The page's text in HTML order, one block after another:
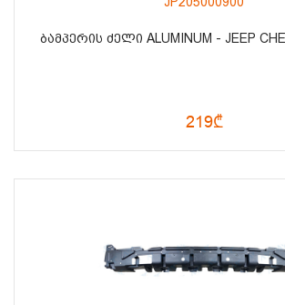
ᲑᲐᲛᲞᲔᲠᲘᲡ ᲫᲔᲚᲘ ALUMINUM - JEEP
219₾